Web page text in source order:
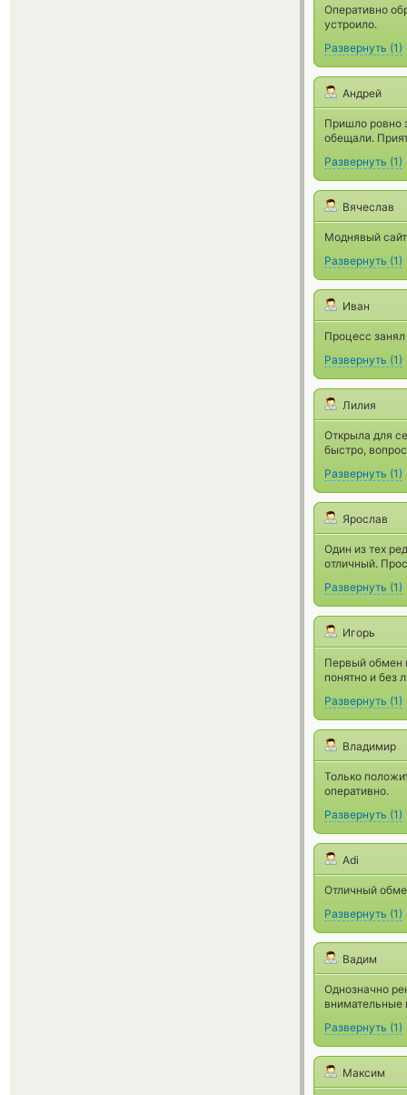
Оперативно
устроило.
Развернуть (1)
Андрей
Пришло ровно
обещали.
Развернуть (1)
Вячеслав
Моднявый
Развернуть (1)
Иван
Процесс
Развернуть (1)
Лилия
Открыла для
быстро,
Развернуть (1)
Ярослав
Один из тех
отличный.
Развернуть (1)
Игорь
Первый обмен
понятно и без
Развернуть (1)
Владимир
Только
оперативно.
Развернуть (1)
Adi
Отличный
Развернуть (1)
Вадим
Однозначно
внимательные
Развернуть (1)
Максим